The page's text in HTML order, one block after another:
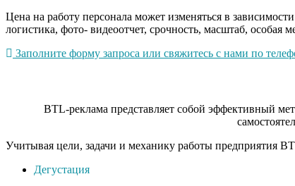
Цена на работу персонала может изменяться в
логистика, фото- видеоотчет, срочность, масштаб, особая
Заполните форму запроса или свяжитесь с нами по
BTL-реклама представляет собой эффективный
Учитывая цели, задачи и механику работы предприятия
Дегустация